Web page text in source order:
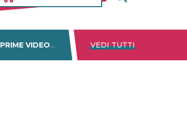
PRIME VIDEO DISNEY+ NETFLIX
VEDI TUTTI